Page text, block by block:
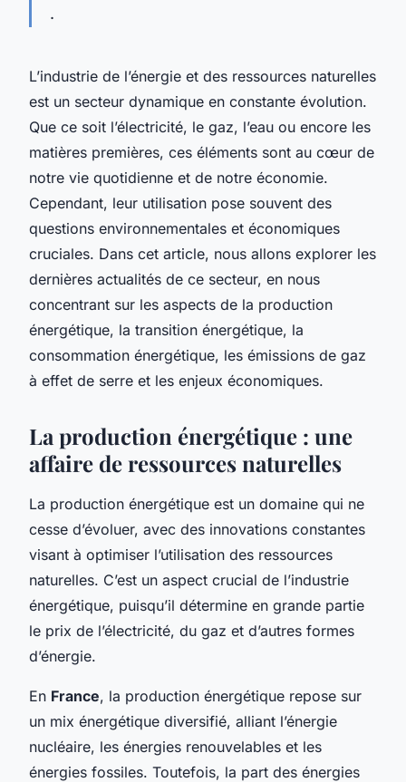
.
L’industrie de l’énergie et des ressources naturelles
est un secteur dynamique en constante évolution.
Que ce soit l’électricité, le gaz, l’eau ou encore les
matières premières, ces éléments sont au cœur de
notre vie quotidienne et de notre économie.
Cependant, leur utilisation pose souvent des
questions environnementales et économiques
cruciales. Dans cet article, nous allons explorer les
dernières actualités de ce secteur, en nous
concentrant sur les aspects de la production
énergétique, la transition énergétique, la
consommation énergétique, les émissions de gaz
à effet de serre et les enjeux économiques.
La production énergétique : une
affaire de ressources naturelles
La production énergétique est un domaine qui ne
cesse d’évoluer, avec des innovations constantes
visant à optimiser l’utilisation des ressources
naturelles. C’est un aspect crucial de l’industrie
énergétique, puisqu’il détermine en grande partie
le prix de l’électricité, du gaz et d’autres formes
d’énergie.
En France, la production énergétique repose sur
un mix énergétique diversifié, alliant l’énergie
nucléaire, les énergies renouvelables et les
énergies fossiles. Toutefois, la part des énergies